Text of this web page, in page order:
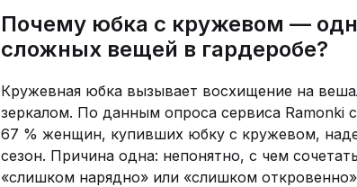
Почему юбка с кружевом —
сложных вещей в гардеробе?
Кружевная юбка вызывает восхищение на
зеркалом. По данным опроса сервиса Ramonki
67 % женщин, купивших юбку с кружевом,
сезон. Причина одна: непонятно, с чем
«слишком нарядно» или «слишком